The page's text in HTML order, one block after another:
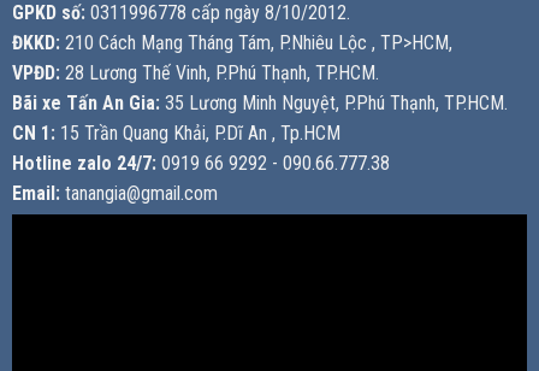
GPKD số: 0311996778 cấp ngày 8/10/2012.
ĐKKD: 210 Cách Mạng Tháng Tám, P.Nhiêu Lộc , TP>HCM,
VPĐD: 28 Lương Thế Vinh, P.Phú Thạnh, TP.HCM.
Bãi xe Tấn An Gia: 35 Lương Minh Nguyệt, P.Phú Thạnh, TP.HCM.
CN 1: 15 Trần Quang Khải, P.Dĩ An , Tp.HCM
Hotline zalo 24/7: 0919 66 9292 - 090.66.777.38
Email: tanangia@gmail.com